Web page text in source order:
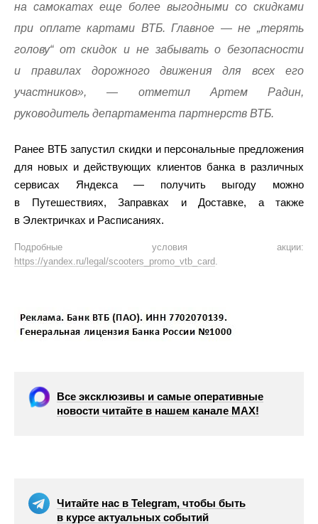
на самокатах еще более выгодными со скидками
при оплате картами ВТБ. Главное — не „терять
голову“ от скидок и не забывать о безопасности
и правилах дорожного движения для всех его
участников», — отметил Артем Радин,
руководитель департамента партнерств ВТБ.
Ранее ВТБ запустил скидки и персональные предложения
для новых и действующих клиентов банка в различных
сервисах Яндекса — получить выгоду можно
в Путешествиях, Заправках и Доставке, а также
в Электричках и Расписаниях.
Подробные условия акции:
https://yandex.ru/legal/scooters_promo_vtb_card.
Все эксклюзивы и самые оперативные
новости читайте в нашем канале МАХ!
Читайте нас в Telegram, чтобы быть
в курсе актуальных событий